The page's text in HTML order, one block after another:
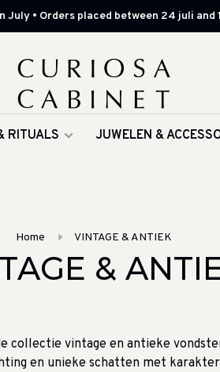
• Orders placed between 24 juli and
RITUALS JUWELEN &
Home VINTAGE & ANTIEK
&
collectie vintage en antieke
en unieke schatten met